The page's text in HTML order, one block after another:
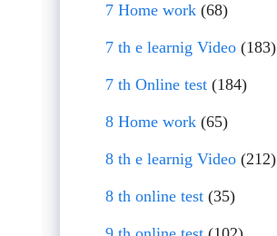
7 Home work(68)
7 th e learnig Video(183)
7 th Online test(184)
8 Home work(65)
8 th e learnig Video(212)
8 th online test(35)